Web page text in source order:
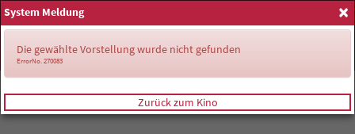
Anmelden
×
System Meldung
Die gewählte Vorstellung wurde nicht gefunden
ErrorNo. 270083
Zurück zum Kino